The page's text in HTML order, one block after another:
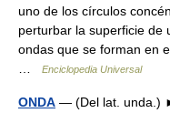
uno de los círculos
perturbar la superficie de
ondas que se forman en
Enciclopedia Universal
ONDA — (Del lat. unda.)